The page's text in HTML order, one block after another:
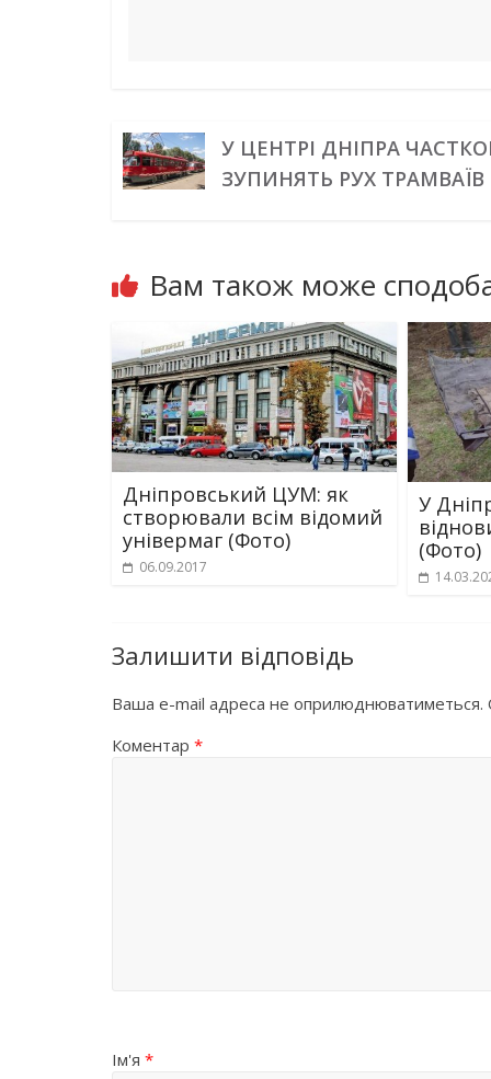
У ЦЕНТРІ ДНІПРА
ЗУПИНЯТЬ РУХ ТРАМВАЇВ
Вам також може
Дніпровський ЦУМ: як
створювали всім відомий
універмаг (Фото)
06.09.2017
У
(Фото)
Залишити відповідь
Ваша e-mail адреса не оприлюднюватиметься.
Коментар *
Ім'я *